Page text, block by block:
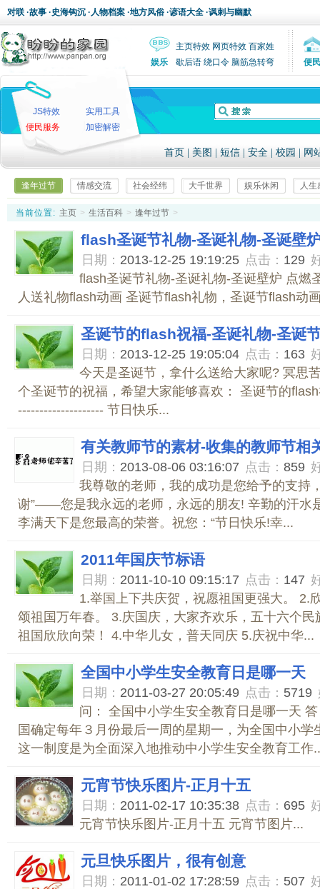
对联 ·故事 ·史海钩沉 ·人物档案 ·地方风俗 ·谚语大全 ·讽刺与幽默
主页特效 网页特效 百家姓
娱乐
歇后语 绕口令 脑筋急转弯 便民
JS特效
实用工具
便民服务
加密解密
首页 美图 短信 安全 校园 网
逢年过节 情感交流 社会经纬 大千世界 娱乐休闲 人生
当前位置: 主页 > 生活百科 > 逢年过节 >
flash圣诞节礼物-圣诞礼物-圣诞壁
日期： 2013-12-25 19:19:25 点击： 129
flash圣诞节礼物-圣诞礼物-圣诞壁炉 点燃
人送礼物flash动画 圣诞节flash礼物，圣诞节flash动
圣诞节的flash祝福-圣诞礼物-圣诞
日期： 2013-12-25 19:05:04 点击： 163
今天是圣诞节，拿什么送给大家呢? 冥思
个圣诞节的祝福，希望大家能够喜欢： 圣诞节的
-------------------- 节日快乐...
有关教师节的素材-收集的教师节相
日期： 2013-08-06 03:16:07 点击： 859
我尊敬的老师，我的成功是您给予的支持
谢”——您是我永远的老师，永远的朋友! 辛勤的汗水
李满天下是您最高的荣誉。祝您：“节日快乐!幸...
2011年国庆节标语
日期： 2011-10-10 09:15:17 点击： 147
1.举国上下共庆贺，祝愿祖国更强大。 2.
颂祖国万年春。 3.庆国庆，大家齐欢乐，五十六个
祖国欣欣向荣！ 4.中华儿女，普天同庆 5.庆祝中华...
全国中小学生安全教育日是哪一天
日期： 2011-03-27 20:05:49 点击： 5719
问： 全国中小学生安全教育日是哪一天
国确定每年３月份最后一周的星期一，为全国中小学
这一制度是为全面深入地推动中小学生安全教育工作
元宵节快乐图片-正月十五
日期： 2011-02-17 10:35:38 点击： 695
元宵节快乐图片-正月十五 元宵节图片...
元旦快乐图片，很有创意
日期： 2011-01-02 17:28:59 点击： 507